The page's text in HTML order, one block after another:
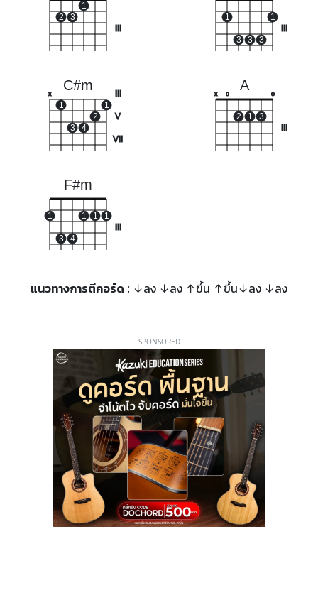
2 3
1
1
3 3 3
1
C#m
V
VII
x
1
3 4
2
1
A
x o
2 1 3
o
F#m
1
3 4
1 1 1
แนวทางการตีคอร์ด : ↓ลง ↓ลง ↑ขึ้น ↑ขึ้น↓ลง ↓ลง
SPONSORED